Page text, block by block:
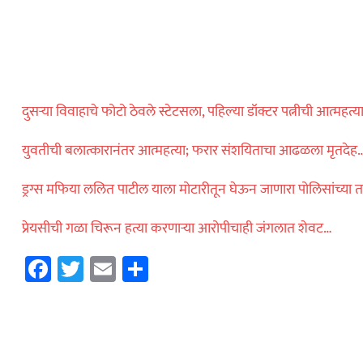
ताज्या बातम्या
NSG अन्
ताफा अचानक
दुसऱ्या विवाहाचे फोटो ठेवले स्टेटसला, पहिल्या डॉक्टर पत्नीची
युवतीची बलात्कारानंतर आत्महत्या; फरार संशयिताचा आढळला
ड्रग्स मफिया ललित पाटील याला मोटारीतून घेऊन जाणारा पोलिसांच्या
प्रेयसीची गळा चिरून हत्या करणाऱ्या आरोपीचाही जंगलात शेवट…
Facebook
Twitter
EmailShare